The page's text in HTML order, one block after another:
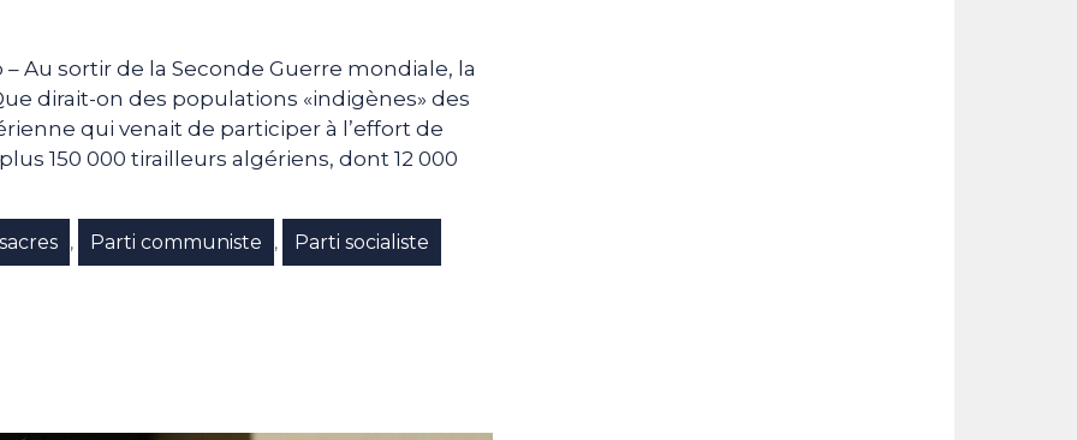
Au sortir de la Seconde Guerre mondiale, la
dirait-on des populations «indigènes» des
qui venait de participer à l’effort de
150 000 tirailleurs algériens, dont 12 000
, Parti communiste , Parti socialiste